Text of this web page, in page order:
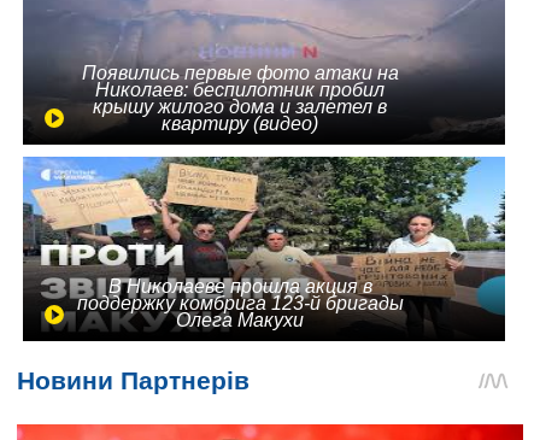
Появились первые фото атаки на
Николаев: беспилотник пробил
крышу жилого дома и залетел в
квартиру (видео)
В Николаеве прошла акция в
поддержку комбрига 123-й бригады
Олега Макухи